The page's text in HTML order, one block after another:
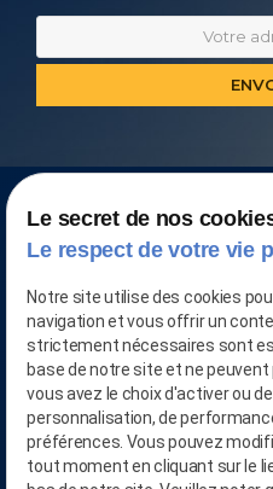
Le secret de nos
Le respect de votre vie
Notre site utilise des cookies
navigation et vous offrir un
strictement nécessaires sont
base de notre site et ne
vous avez le choix d'activer ou
personnalisation, de
préférences. Vous pouvez
tout moment en cliquant sur le